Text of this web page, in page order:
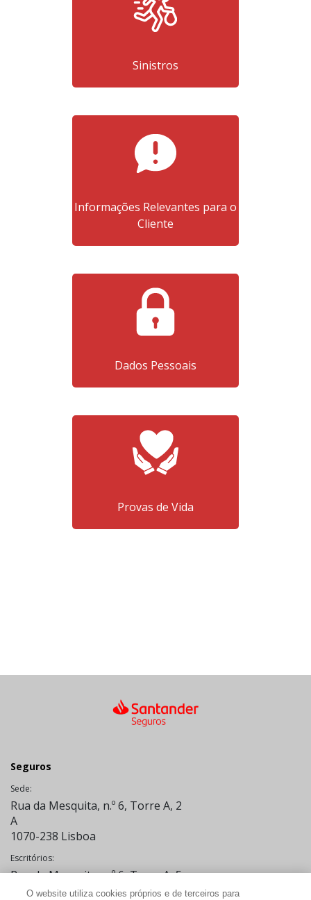
Sinistros
Informações Relevantes para o
Cliente
Dados Pessoais
Provas de Vida
Seguros
Sede:
Rua da Mesquita, n.º 6, Torre A, 2
A
1070-238 Lisboa
Escritórios:
Rua da Mesquita, n.º 6, Torre A, 5
O website utiliza cookies próprios e de terceiros para